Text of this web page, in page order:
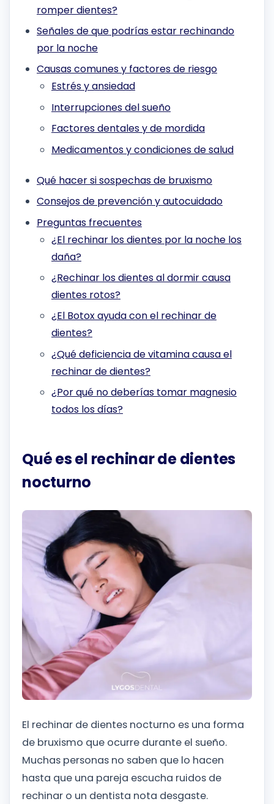
romper dientes?
Señales de que podrías estar rechinando
por la noche
Causas comunes y factores de riesgo
Estrés y ansiedad
Interrupciones del sueño
Factores dentales y de mordida
Medicamentos y condiciones de salud
Qué hacer si sospechas de bruxismo
Consejos de prevención y autocuidado
Preguntas frecuentes
¿El rechinar los dientes por la noche los
daña?
¿Rechinar los dientes al dormir causa
dientes rotos?
¿El Botox ayuda con el rechinar de
dientes?
¿Qué deficiencia de vitamina causa el
rechinar de dientes?
¿Por qué no deberías tomar magnesio
todos los días?
Qué es el rechinar de dientes
nocturno
El rechinar de dientes nocturno es una forma
de bruxismo que ocurre durante el sueño.
Muchas personas no saben que lo hacen
hasta que una pareja escucha ruidos de
rechinar o un dentista nota desgaste.